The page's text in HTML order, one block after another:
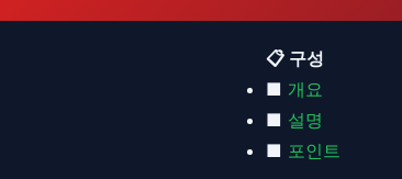
📋 구성
■ 개요
■ 설명
■ 포인트